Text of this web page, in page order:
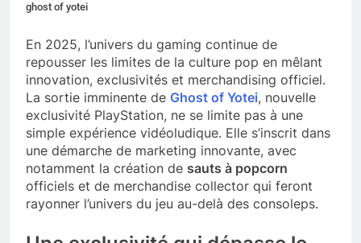
ghost of yotei
En 2025, l’univers du gaming continue de
repousser les limites de la culture pop en mêlant
innovation, exclusivités et merchandising officiel.
La sortie imminente de Ghost of Yotei, nouvelle
exclusivité PlayStation, ne se limite pas à une
simple expérience vidéoludique. Elle s’inscrit dans
une démarche de marketing innovante, avec
notamment la création de sauts à popcorn
officiels et de merchandise collector qui feront
rayonner l’univers du jeu au-delà des consoleps.